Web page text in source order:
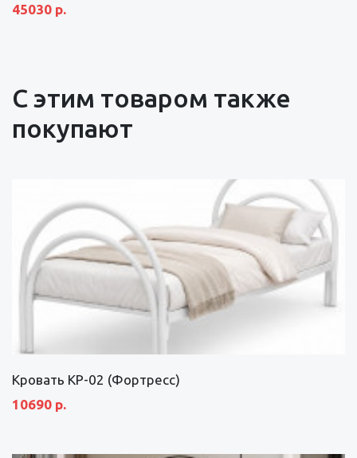
45030 р.
С этим товаром также
покупают
Кровать КР-02 (Фортресс)
10690 р.